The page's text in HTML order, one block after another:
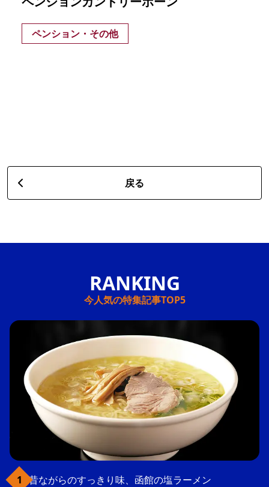
ペンション・その他
戻る
今人気の特集記事TOP5
昔ながらのすっきり味、函館の塩ラーメン